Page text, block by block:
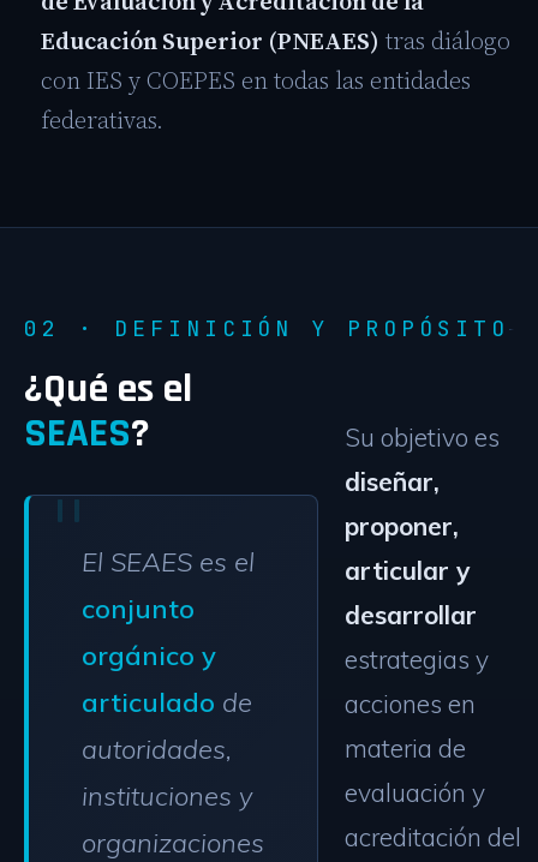
Educación Superior (PNEAES) tras diálogo
con IES y COEPES en todas las entidades
federativas.
02 · DEFINICIÓN Y PROPÓSITO
¿Qué es el
SEAES?
El SEAES es el
conjunto
orgánico y
articulado de
autoridades,
instituciones y
organizaciones
Su objetivo es
diseñar,
proponer,
articular y
desarrollar
estrategias y
acciones en
materia de
evaluación y
acreditación del